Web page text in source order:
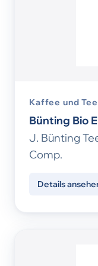
Kaffee und Tee
Bünting Bio
J. Bünting
Comp.
Details